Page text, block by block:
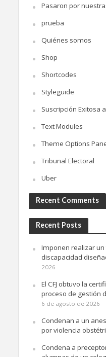
Pasaron por
prueba
Quiénes somos
Shop
Shortcodes
Styleguide
Suscripción Exitosa
Text Modules
Theme Options
Tribunal Electoral
Uber
Recent Comments
Recent Posts
Imponen realizar un
discapacidad
2026
El CFJ obtuvo la
proceso de gestión
6 de agosto de 2026
Condenan a un
por violencia
Condena a